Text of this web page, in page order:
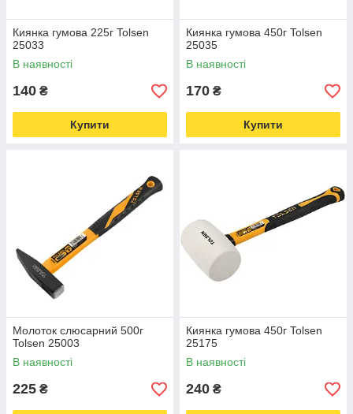
Киянка гумова 225г Tolsen
25033
В наявності
140 ₴
Купити
Киянка гумова 450г Tolsen
25035
В наявності
170 ₴
Купити
Молоток слюсарний 500г
Tolsen 25003
В наявності
225 ₴
Киянка гумова 450г Tolsen
25175
В наявності
240 ₴